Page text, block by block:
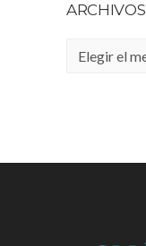
ARCHIVOS
Archivos